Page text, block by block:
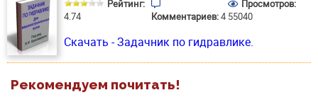
Рейтинг:
4.74
Комментариев:4
Просмотров:
55040
Скачать - Задачник по гидравлике.
Рекомендуем почитать!